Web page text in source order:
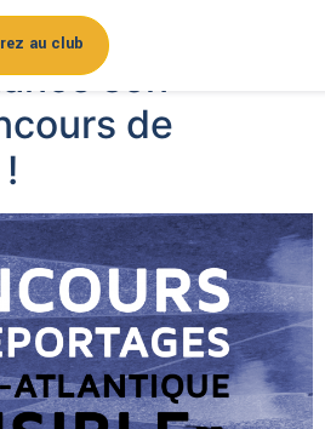
au club
Presse Nantes
son
de